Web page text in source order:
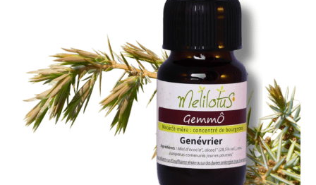
GemmÔ Genévrier commun
AJOUTER AU PANIER
DÉTAILS